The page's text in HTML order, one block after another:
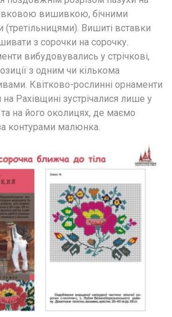
вишивкою, бічними
(третільницями). Вишиті вставки
з сорочки на сорочку.
вибудовувались у стрічкові,
з одним чи кількома
Квітково-рослинні орнаменти
Рахівщині зустрічалися лише у
на його околицях, де маємо
контурами малюнка.